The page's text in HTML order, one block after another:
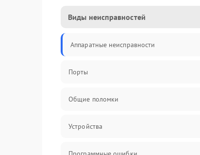
Виды неисправностей
Аппаратные неисправности
Порты
Общие поломки
Устройства